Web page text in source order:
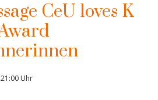
CeU loves K
21:00 Uhr